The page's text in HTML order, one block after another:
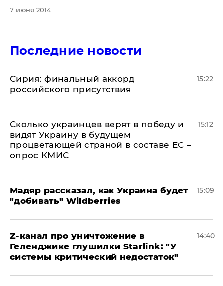
7 июня 2014
Последние новости
​Сирия: финальный аккорд
российского присутствия
15:22
Сколько украинцев верят в победу и
видят Украину в будущем
процветающей страной в составе ЕС –
опрос КМИС
15:12
Мадяр рассказал, как Украина будет
"добивать" Wildberries
15:09
Z-канал про уничтожение в
Геленджике глушилки Starlink: "У
системы критический недостаток"
14:40